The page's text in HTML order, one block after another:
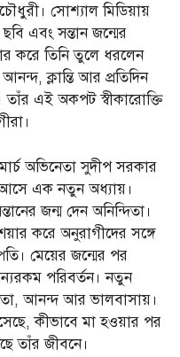
সোশ্যাল মিডিয়ায়
এবং সন্তান জন্মের
করে তিনি তুলে ধরলেন
ক্লান্তি আর প্রতিদিন
এই অকপট স্বীকারোক্তি
অভিনেতা সুদীপ সরকার
আসে এক নতুন অধ্যায়।
জন্ম দেন অনিন্দিতা।
করে অনুরাগীদের সঙ্গে
মেয়ের জন্মের পর
পরিবর্তন। নতুন
আনন্দ আর ভালবাসায়।
কীভাবে মা হওয়ার পর
তাঁর জীবনে।